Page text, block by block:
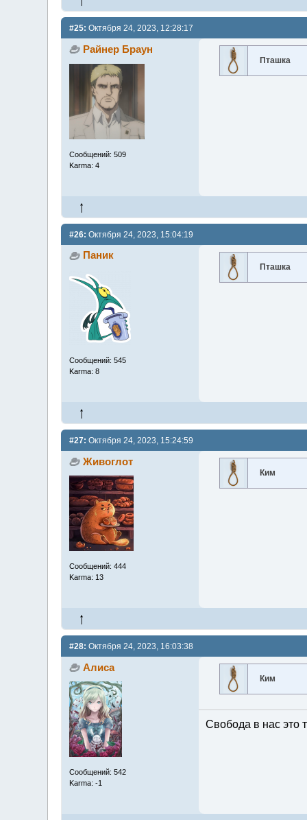
#25: Октября 24, 2023, 12:28:17
Райнер Браун
Сообщений: 509
Karma: 4
Пташка
#26: Октября 24, 2023, 15:04:19
Паник
Сообщений: 545
Karma: 8
Пташка
#27: Октября 24, 2023, 15:24:59
Живоглот
Сообщений: 444
Karma: 13
Ким
#28: Октября 24, 2023, 16:03:38
Алиса
Сообщений: 542
Karma: -1
Ким
Свобода в нас это